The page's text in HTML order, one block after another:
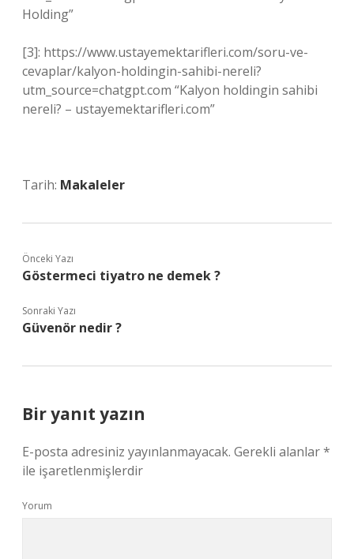
Holding”
[3]: https://www.ustayemektarifleri.com/soru-ve-
cevaplar/kalyon-holdingin-sahibi-nereli?
utm_source=chatgpt.com “Kalyon holdingin sahibi
nereli? – ustayemektarifleri.com”
Tarih: Makaleler
Önceki Yazı
Göstermeci tiyatro ne demek ?
Sonraki Yazı
Güvenör nedir ?
Bir yanıt yazın
E-posta adresiniz yayınlanmayacak. Gerekli alanlar*
ile işaretlenmişlerdir
Yorum